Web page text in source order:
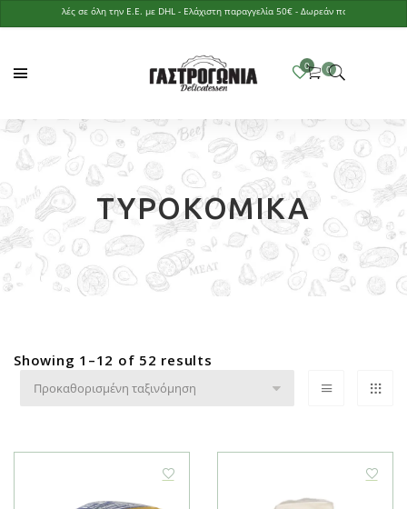
Αποστολές σε όλη την Ε.Ε. με DHL - Ελάχιστη παραγγελία 50€ - Δωρεάν παράδοση με
ΤΥΡΟΚΟΜΙΚΆ
Showing 1–12 of 52 results